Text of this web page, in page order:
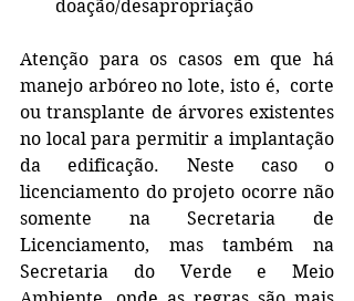
doação/desapropriação
Atenção para os casos em que há
manejo arbóreo no lote, isto é,  corte
ou transplante de árvores existentes
no local para permitir a implantação
da edificação. Neste caso o
licenciamento do projeto ocorre não
somente na Secretaria de
Licenciamento, mas também na
Secretaria do Verde e Meio